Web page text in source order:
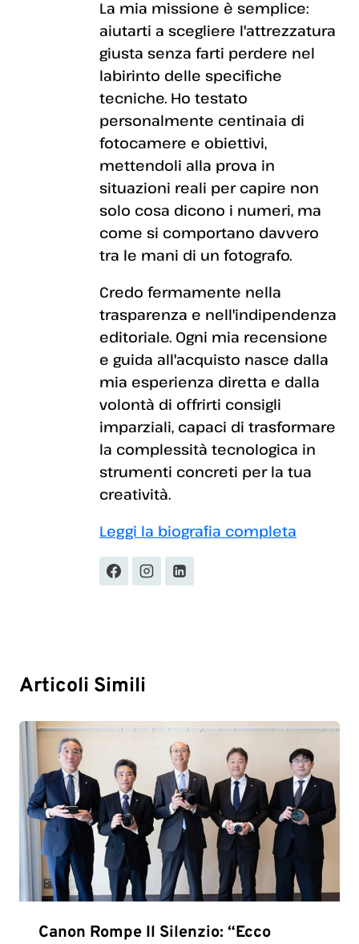
La mia missione è semplice:
aiutarti a scegliere l'attrezzatura
giusta senza farti perdere nel
labirinto delle specifiche
tecniche. Ho testato
personalmente centinaia di
fotocamere e obiettivi,
mettendoli alla prova in
situazioni reali per capire non
solo cosa dicono i numeri, ma
come si comportano davvero
tra le mani di un fotografo.
Credo fermamente nella
trasparenza e nell'indipendenza
editoriale. Ogni mia recensione
e guida all'acquisto nasce dalla
mia esperienza diretta e dalla
volontà di offrirti consigli
imparziali, capaci di trasformare
la complessità tecnologica in
strumenti concreti per la tua
creatività.
Leggi la biografia completa
Articoli Simili
Canon Rompe Il Silenzio: “Ecco